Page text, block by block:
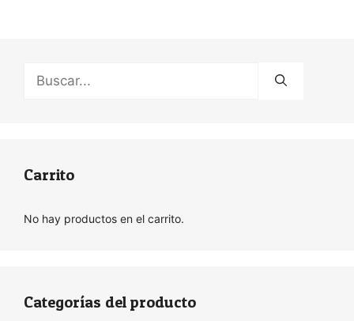
Carrito
No hay productos en el carrito.
Categorías del producto